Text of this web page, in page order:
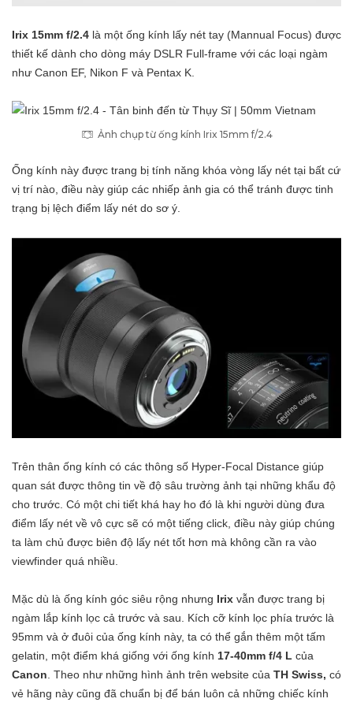
Irix 15mm f/2.4 là một ống kính lấy nét tay (Mannual Focus) được
thiết kế dành cho dòng máy DSLR Full-frame với các loại ngàm
như Canon EF, Nikon F và Pentax K.
Ảnh chụp từ ống kính Irix 15mm f/2.4
Ống kính này được trang bị tính năng khóa vòng lấy nét tại bất cứ
vị trí nào, điều này giúp các nhiếp ảnh gia có thể tránh được tinh
trạng bị lệch điểm lấy nét do sơ ý.
Trên thân ống kính có các thông số Hyper-Focal Distance giúp
quan sát được thông tin về độ sâu trường ảnh tại những khẩu độ
cho trước. Có một chi tiết khá hay ho đó là khi người dùng đưa
điểm lấy nét về vô cực sẽ có một tiếng click, điều này giúp chúng
ta làm chủ được biên độ lấy nét tốt hơn mà không cần ra vào
viewfinder quá nhiều.
Mặc dù là ống kính góc siêu rộng nhưng Irix vẫn được trang bị
ngàm lắp kính lọc cả trước và sau. Kích cỡ kính lọc phía trước là
95mm và ở đuôi của ống kính này, ta có thể gắn thêm một tấm
gelatin, một điểm khá giống với ống kính 17-40mm f/4 L của
Canon. Theo như những hình ảnh trên website của TH Swiss, có
vẻ hãng này cũng đã chuẩn bị để bán luôn cả những chiếc kính